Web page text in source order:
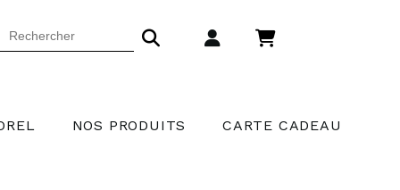
NOS PRODUITS CARTE CADEAU